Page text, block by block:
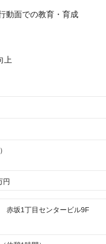
動面での教育・育成
上
円
赤坂1丁目センタービル9F